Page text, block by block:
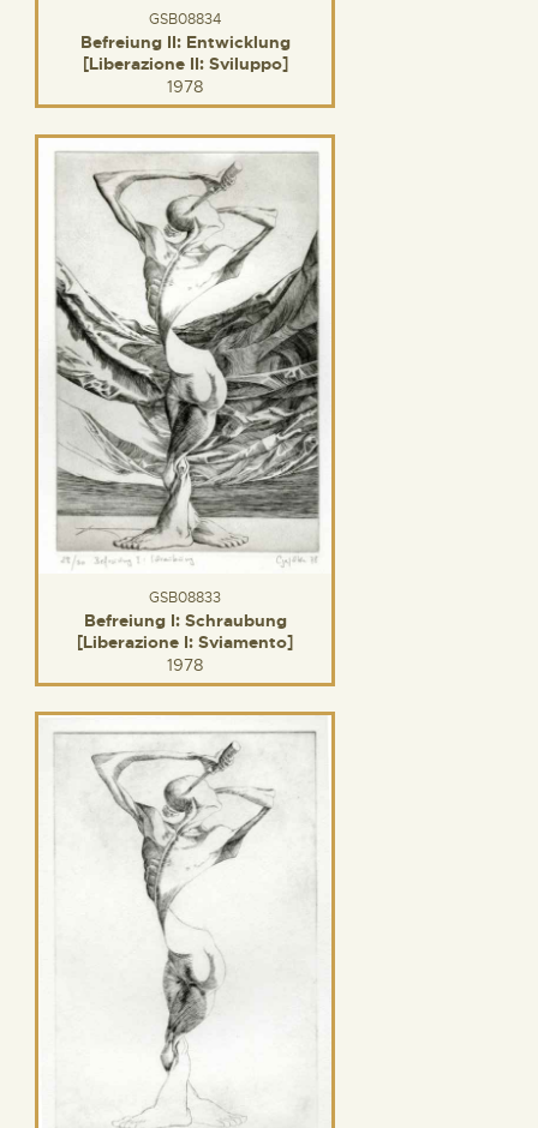
GSB08834
Befreiung II: Entwicklung
[Liberazione II: Sviluppo]
1978
GSB08833
Befreiung I: Schraubung
[Liberazione I: Sviamento]
1978